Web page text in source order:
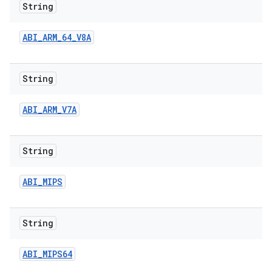
String
ABI_ARM_64_V8A
String
ABI_ARM_V7A
String
ABI_MIPS
String
ABI_MIPS64